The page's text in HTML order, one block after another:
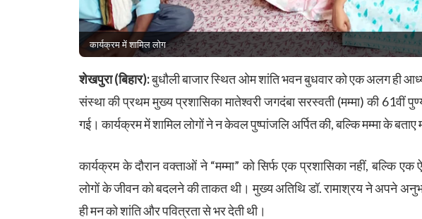
कार्यक्रम में शामिल लोग
शेखपुरा (बिहार):बुधौली बाजार स्थित ओम शांति भवन बुधवार को एक अलग ही
संस्था की प्रथम मुख्य प्रशासिका मातेश्वरी जगदंबा सरस्वती (मम्मा) की 61वीं
गई। कार्यक्रम में शामिल लोगों ने न केवल पुष्पांजलि अर्पित की, बल्कि मम्मा के बताए
कार्यक्रम के दौरान वक्ताओं ने “मम्मा” को सिर्फ एक प्रशासिका नहीं, बल्कि
लोगों के जीवन को बदलने की ताकत थी। मुख्य अतिथि डॉ. रामाश्रय ने अपने
ही मन को शांति और पवित्रता से भर देती थी।